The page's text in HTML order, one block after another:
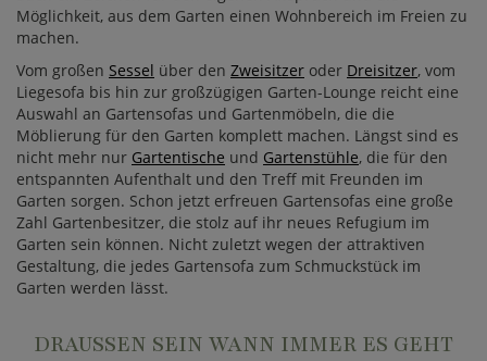
Möglichkeit, aus dem Garten einen Wohnbereich im Freien zu
machen.
Vom großen Sessel über den Zweisitzer oder Dreisitzer, vom
Liegesofa bis hin zur großzügigen Garten-Lounge reicht eine
Auswahl an Gartensofas und Gartenmöbeln, die die
Möblierung für den Garten komplett machen. Längst sind es
nicht mehr nur Gartentische und Gartenstühle, die für den
entspannten Aufenthalt und den Treff mit Freunden im
Garten sorgen. Schon jetzt erfreuen Gartensofas eine große
Zahl Gartenbesitzer, die stolz auf ihr neues Refugium im
Garten sein können. Nicht zuletzt wegen der attraktiven
Gestaltung, die jedes Gartensofa zum Schmuckstück im
Garten werden lässt.
DRAUSSEN SEIN WANN IMMER ES GEHT